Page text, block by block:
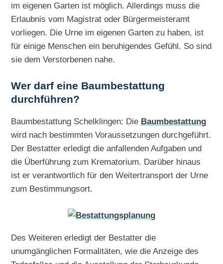
im eigenen Garten ist möglich. Allerdings muss die
Erlaubnis vom Magistrat oder Bürgermeisteramt
vorliegen. Die Urne im eigenen Garten zu haben, ist
für einige Menschen ein beruhigendes Gefühl. So sind
sie dem Verstorbenen nahe.
Wer darf eine Baumbestattung
durchführen?
Baumbestattung Schelklingen: Die Baumbestattung
wird nach bestimmten Voraussetzungen durchgeführt.
Der Bestatter erledigt die anfallenden Aufgaben und
die Überführung zum Krematorium. Darüber hinaus
ist er verantwortlich für den Weitertransport der Urne
zum Bestimmungsort.
Des Weiteren erledigt der Bestatter die
unumgänglichen Formalitäten, wie die Anzeige des